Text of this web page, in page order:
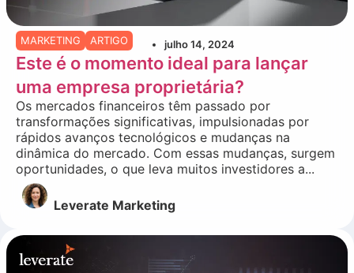
MARKETING ARTIGO julho 14, 2024
Este é o momento ideal para lançar
uma empresa proprietária?
Os mercados financeiros têm passado por
transformações significativas, impulsionadas por
rápidos avanços tecnológicos e mudanças na
dinâmica do mercado. Com essas mudanças, surgem
oportunidades, o que leva muitos investidores a...
Leverate Marketing